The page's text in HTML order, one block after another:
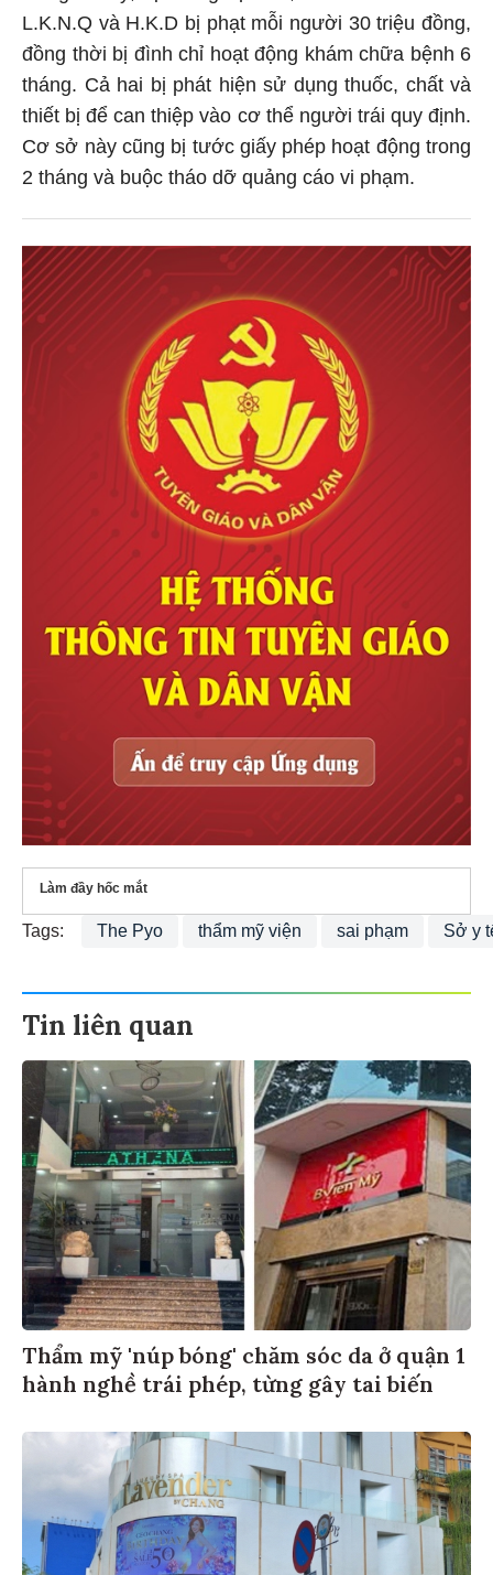
L.K.N.Q và H.K.D bị phạt mỗi người 30 triệu đồng,
đồng thời bị đình chỉ hoạt động khám chữa bệnh 6
tháng. Cả hai bị phát hiện sử dụng thuốc, chất và
thiết bị để can thiệp vào cơ thể người trái quy định.
Cơ sở này cũng bị tước giấy phép hoạt động trong
2 tháng và buộc tháo dỡ quảng cáo vi phạm.
Làm đầy hốc mắt
Tags: The Pyo thẩm mỹ viện sai phạm Sở y
Tin liên quan
Thẩm mỹ 'núp bóng' chăm sóc da ở quận 1
hành nghề trái phép, từng gây tai biến